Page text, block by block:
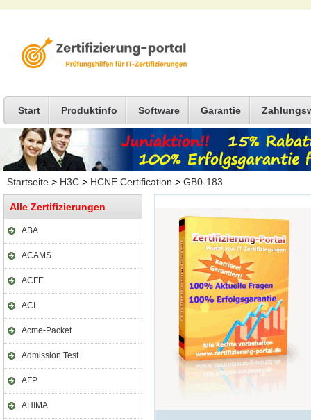
Start Produktinfo Software Garantie
Startseite > H3C > HCNE Certification > GB0-183
Alle Zertifizierungen
ABA
ACAMS
ACFE
ACI
Acme-Packet
Admission Test
AFP
AHIMA